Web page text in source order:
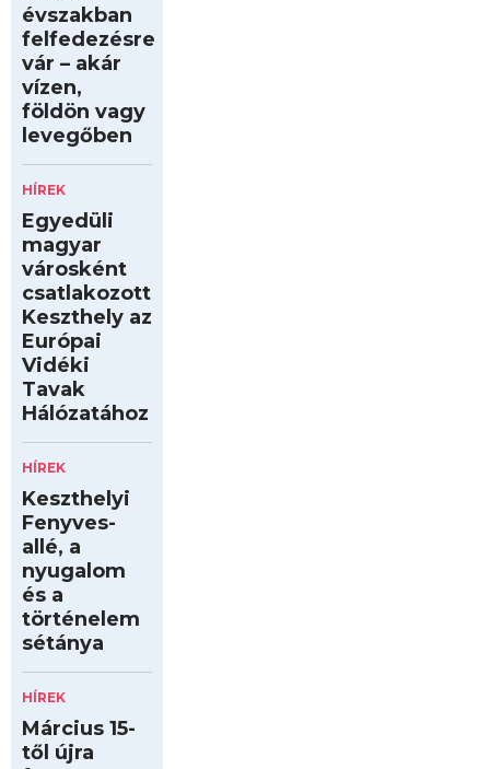
évszakban
felfedezésre
vár – akár
vízen,
földön vagy
levegőben
HÍREK
Egyedüli
magyar
városként
csatlakozott
Keszthely az
Európai
Vidéki
Tavak
Hálózatához
HÍREK
Keszthelyi
Fenyves-
allé, a
nyugalom
és a
történelem
sétánya
HÍREK
Március 15-
től újra